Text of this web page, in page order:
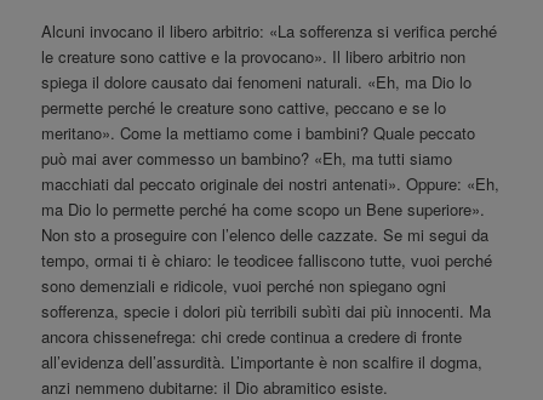
Alcuni invocano il libero arbitrio: «La sofferenza si verifica perché
le creature sono cattive e la provocano». Il libero arbitrio non
spiega il dolore causato dai fenomeni naturali. «Eh, ma Dio lo
permette perché le creature sono cattive, peccano e se lo
meritano». Come la mettiamo come i bambini? Quale peccato
può mai aver commesso un bambino? «Eh, ma tutti siamo
macchiati dal peccato originale dei nostri antenati». Oppure: «Eh,
ma Dio lo permette perché ha come scopo un Bene superiore».
Non sto a proseguire con l’elenco delle cazzate. Se mi segui da
tempo, ormai ti è chiaro: le teodicee falliscono tutte, vuoi perché
sono demenziali e ridicole, vuoi perché non spiegano ogni
sofferenza, specie i dolori più terribili subìti dai più innocenti. Ma
ancora chissenefrega: chi crede continua a credere di fronte
all’evidenza dell’assurdità. L’importante è non scalfire il dogma,
anzi nemmeno dubitarne: il Dio abramitico esiste.